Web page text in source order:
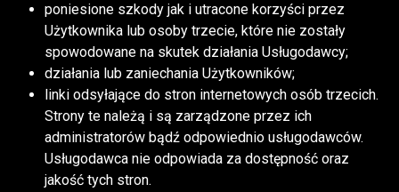
poniesione szkody jak i utracone korzyści przez
Użytkownika lub osoby trzecie, które nie zostały
spowodowane na skutek działania Usługodawcy;
działania lub zaniechania Użytkowników;
linki odsyłające do stron internetowych osób trzecich.
Strony te należą i są zarządzone przez ich
administratorów bądź odpowiednio usługodawców.
Usługodawca nie odpowiada za dostępność oraz
jakość tych stron.